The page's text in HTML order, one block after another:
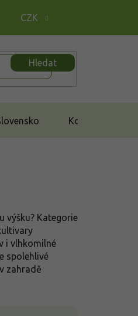
CZK
Hledat
Kontakt
výšku? Kategorie
i vlhkomilné
spolehlivé
zahradě